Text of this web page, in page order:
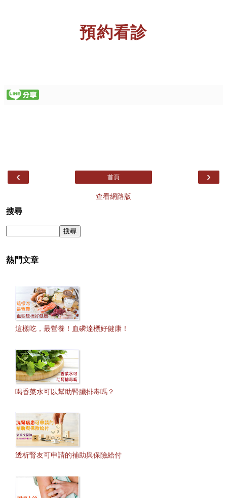
預約看診
‹ ›
首頁
查看網路版
搜尋
熱門文章
這樣吃，最營養！血磷達標好健康！
喝香菜水可以幫助腎臟排毒嗎？
透析腎友可申請的補助與保險給付